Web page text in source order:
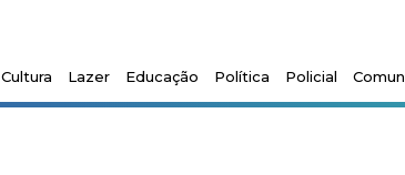
Cultura Lazer Educação Política Policial